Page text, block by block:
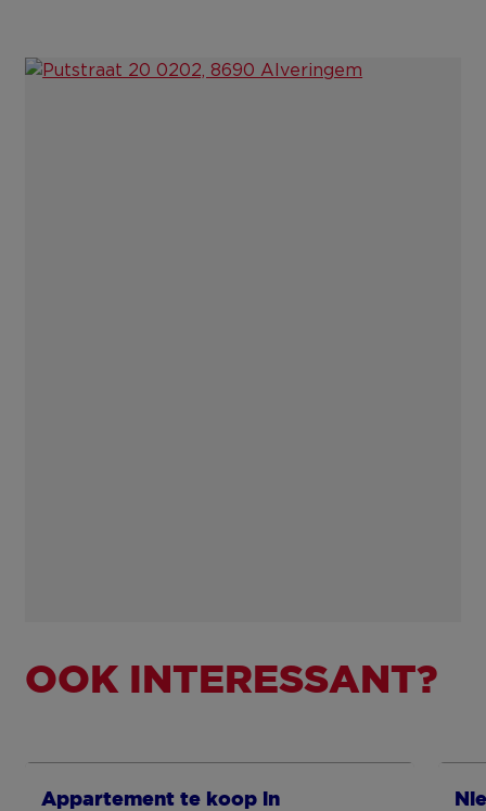
OOK INTERESSANT?
Appartement te koop in
Toon meer